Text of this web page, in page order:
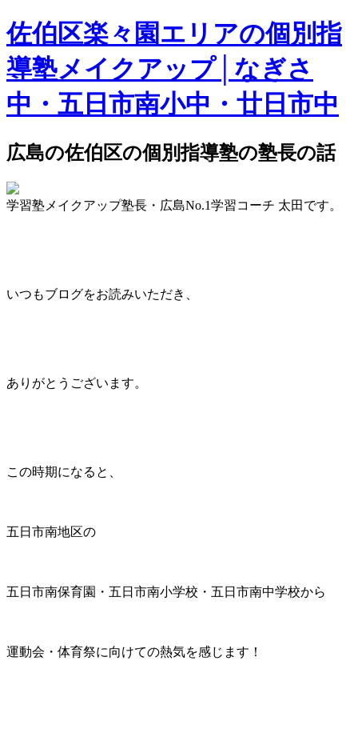
佐伯区楽々園エリアの個別指
導塾メイクアップ│なぎさ
中・五日市南小中・廿日市中
広島の佐伯区の個別指導塾の塾長の話
学習塾メイクアップ塾長・広島No.1学習コーチ 太田です。
いつもブログをお読みいただき、
ありがとうございます。
この時期になると、
五日市南地区の
五日市南保育園・五日市南小学校・五日市南中学校から
運動会・体育祭に向けての熱気を感じます！